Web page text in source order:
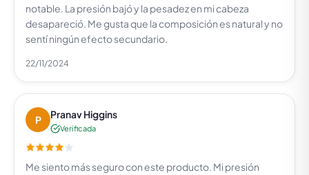
notable. La presión bajó y la pesadez en mi cabeza
desapareció. Me gusta que la composición es natural y no
sentí ningún efecto secundario.
22/11/2024
P Pranav Higgins
Verificada
Me siento más seguro con este producto. Mi presión